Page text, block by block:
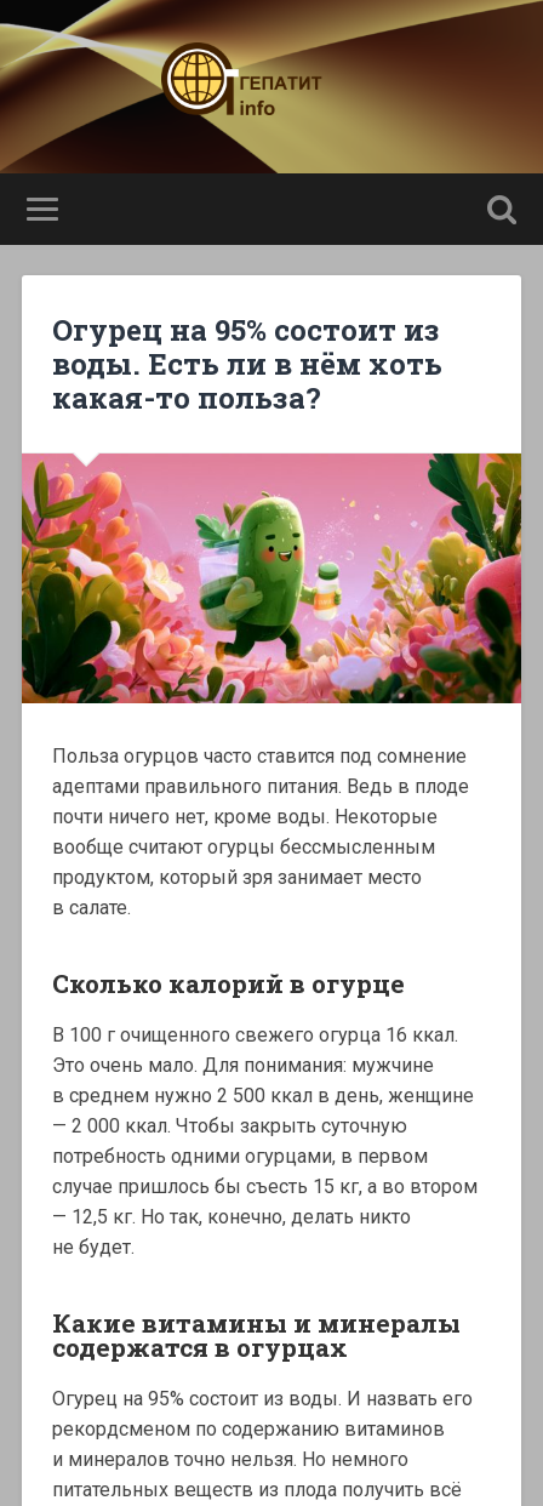
Огурец на 95% состоит из
воды. Есть ли в нём хоть
какая-то польза?
Польза огурцов часто ставится под сомнение
адептами правильного питания. Ведь в плоде
почти ничего нет, кроме воды. Некоторые
вообще считают огурцы бессмысленным
продуктом, который зря занимает место
в салате.
Сколько калорий в огурце
В 100 г очищенного свежего огурца 16 ккал.
Это очень мало. Для понимания: мужчине
в среднем нужно 2 500 ккал в день, женщине
— 2 000 ккал. Чтобы закрыть суточную
потребность одними огурцами, в первом
случае пришлось бы съесть 15 кг, а во втором
— 12,5 кг. Но так, конечно, делать никто
не будет.
Какие витамины и минералы
содержатся в огурцах
Огурец на 95% состоит из воды. И назвать его
рекордсменом по содержанию витаминов
и минералов точно нельзя. Но немного
питательных веществ из плода получить всё